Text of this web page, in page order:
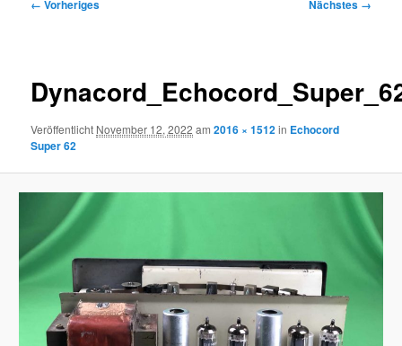
← Vorheriges Nächstes →
Veröffentlicht November 12, 2022 am2016 × 1512in Echocord
Super 62